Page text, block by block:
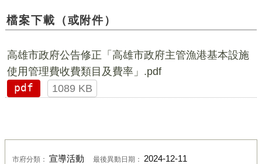
檔案下載（或附件）
高雄市政府公告修正「高雄市政府主管漁港基本設施
使用管理費收費類目及費率」.pdf
pdf
1089 KB
市府分類： 宣導活動 最後異動日期： 2024-12-11